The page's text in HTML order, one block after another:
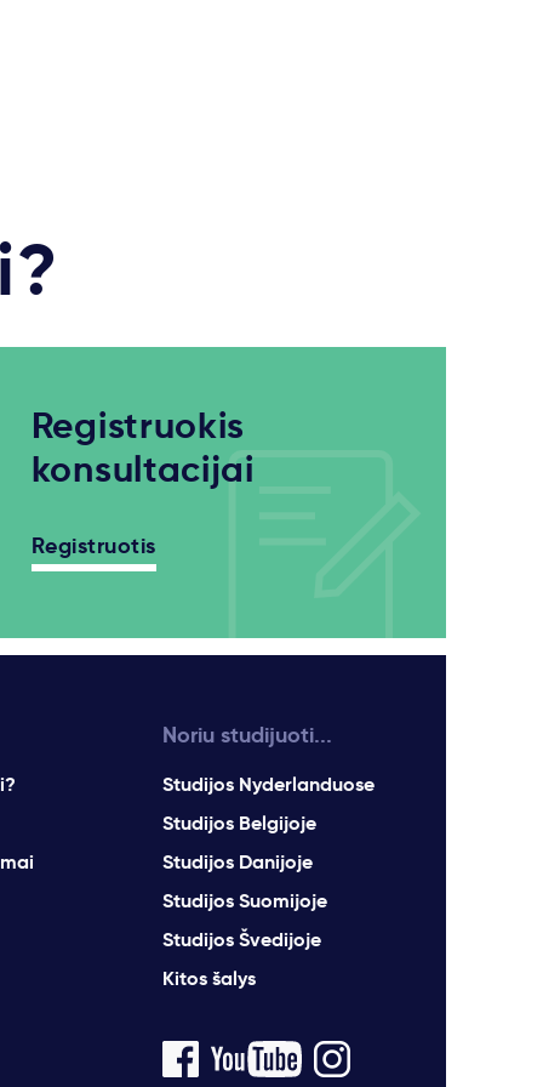
Registruokis
konsultacijai
Registruotis
Noriu studijuoti...
Studijos Nyderlanduose
Studijos Belgijoje
Studijos Danijoje
Studijos Suomijoje
Studijos Švedijoje
Kitos šalys